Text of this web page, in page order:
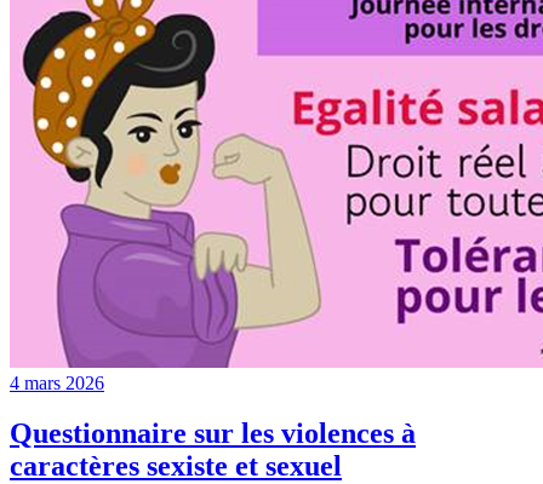
4 mars 2026
Questionnaire sur les violences à
caractères sexiste et sexuel